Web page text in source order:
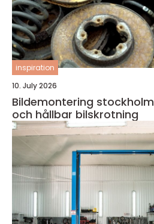
inspiration
10. July 2026
Bildemontering stockholm så fungerar trygg
och hållbar bilskrotning